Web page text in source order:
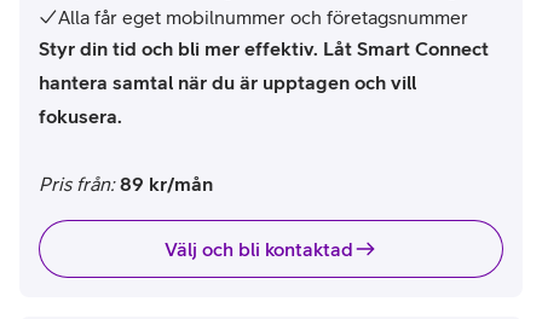
Alla får eget mobilnummer och företagsnummer
Styr din tid och bli mer effektiv. Låt Smart Connect
hantera samtal när du är upptagen och vill
fokusera.
Pris från:89 kr/mån
Välj och bli kontaktad